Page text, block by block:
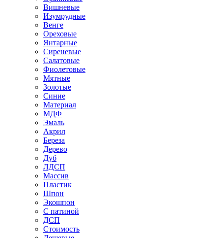
Вишневые
Изумрудные
Венге
Ореховые
Янтарные
Сиреневые
Салатовые
Фиолетовые
Мятные
Золотые
Синие
Материал
МДФ
Эмаль
Акрил
Береза
Дерево
Дуб
ЛДСП
Массив
Пластик
Шпон
Экошпон
С патиной
ДСП
Стоимость